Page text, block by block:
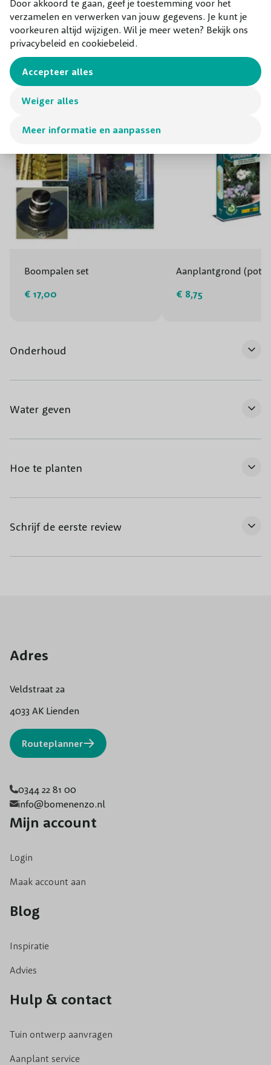
Door akkoord te gaan, geef je toestemming voor het
verzamelen en verwerken van jouw gegevens. Je kunt je
voorkeuren altijd wijzigen. Wil je meer weten? Bekijk ons
privacybeleid en cookiebeleid.
Meer informatie en aanpassen
Weiger alles
Accepteer alles
Winterhardheid Zeer winterhard (-23,3 tot -20,6 °C)
Toepassing
Combineer met
Boompalen set
€ 17,00
Aanplantgrond
€ 8,75
Onderhoud
Water geven
Hoe te planten
Schrijf de eerste review
Adres
Veldstraat 2a
4033 AK Lienden
Routeplanner
0344 22 81 00
info@bomenenzo.nl
Mijn account
Login
Maak account aan
Blog
Inspiratie
Advies
Hulp & contact
Tuin ontwerp aanvragen
Aanplant service